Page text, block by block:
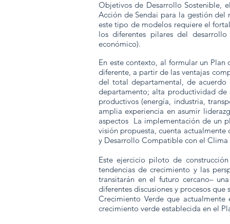
Objetivos de Desarrollo Sostenible,
Acción de Sendai para la gestión del
este tipo de modelos requiere el
los diferentes pilares del
económico).
En este contexto, al formular un
diferente, a partir de las ventajas
del total departamental, de acuerdo
departamento; alta productividad de
productivos (energía, industria,
amplia experiencia en asumir
aspectos La implementación de un
visión propuesta, cuenta
y Desarrollo Compatible con el
Este ejercicio piloto de
tendencias de crecimiento y las
transitarán en el futuro cercano–
diferentes discusiones y procesos
Crecimiento Verde que
crecimiento verde establecida en el